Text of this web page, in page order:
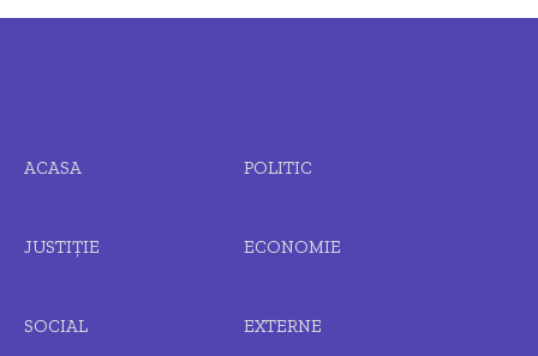
ACASA POLITIC
JUSTIȚIE ECONOMIE
SOCIAL EXTERNE